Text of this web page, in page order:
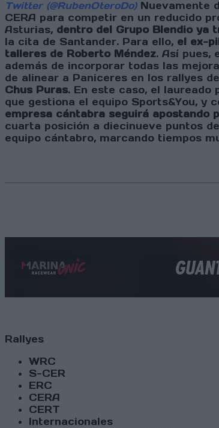
Twitter (@RubenOteroDo)Nuevamente
CERA para competir en un reducido
Asturias, dentro del Grupo Blendio ya
la cita de Santander. Para ello, el ex-
talleres de Roberto Méndez. Así pues,
además de incorporar todas las
de alinear a Paniceres en los rallyes
Chus Puras. En este caso, el laureado
que gestiona el equipo Sports&You, y
empresa cántabra seguirá apostando
cuarta posición a diecinueve puntos
equipo cántabro, marcando tiempos
Rallyes
WRC
S-CER
ERC
CERA
CERT
Internacionales